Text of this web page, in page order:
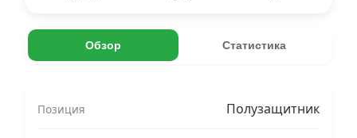
Обзор Статистика
Позиция Полузащитник